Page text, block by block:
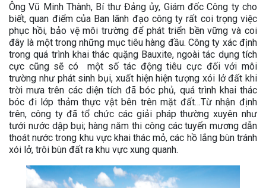
Ông Vũ Minh Thành, Bí thư Đảng ủy, Giám đốc Công ty cho
biết, quan điểm của Ban lãnh đạo công ty rất coi trọng việc
phục hồi, bảo vệ môi trường để phát triển bền vững và coi
đây là một trong những mục tiêu hàng đầu. Công ty xác định
trong quá trình khai thác quặng Bauxite, ngoài tác dụng tích
cực cũng sẽ có một số tác động tiêu cực đối với môi
trường như phát sinh bụi, xuất hiện hiện tượng xói lở đất khi
trời mưa trên các diện tích đã bóc phủ, quá trình khai thác
bóc đi lớp thảm thực vật bên trên mặt đất…Từ nhận định
trên, công ty đã tổ chức các giải pháp thường xuyên như
tưới nước dập bụi; hàng năm thi công các tuyến mương dẫn
thoát nước trong khu vực khai thác mỏ, các hồ lắng bùn tránh
xói lở, trôi bùn đất ra khu vực xung quanh.